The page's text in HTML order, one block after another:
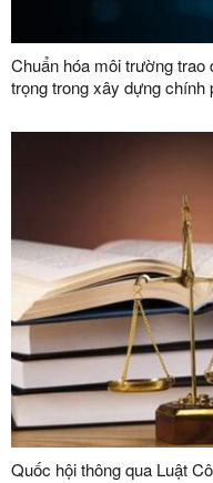
Chuẩn hóa môi trường
trọng trong xây dựng chính
Quốc hội thông qua Luật